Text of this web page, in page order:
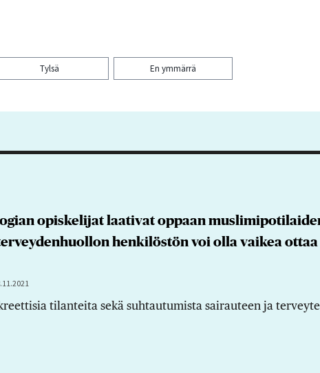
Tylsä En ymmärrä
opiskelijat laativat oppaan
henkilöstön voi olla vaikea ottaa
tilanteita sekä suhtautumista sairauteen ja